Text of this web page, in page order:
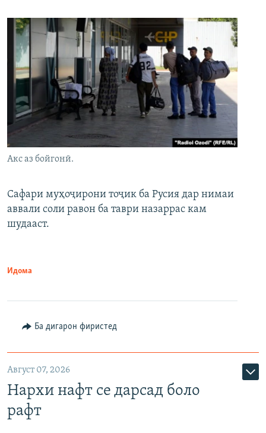
Акс аз бойгонӣ.
Сафари муҳоҷирони тоҷик ба Русия дар нимаи
аввали соли равон ба таври назаррас кам
шудааст.
Идома
Ба дигарон фиристед
Август 07, 2026
Нархи нафт се дарсад боло
рафт